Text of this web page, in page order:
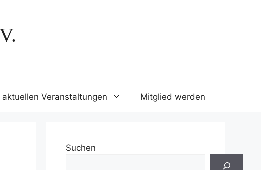
aktuellen Veranstaltungen Mitglied werden
Suchen